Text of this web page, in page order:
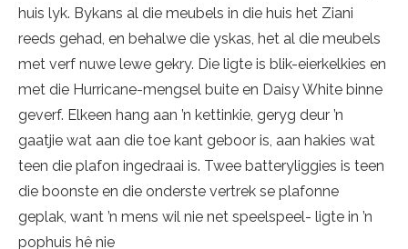
huis lyk. Bykans al die meubels in die huis het Ziani
reeds gehad, en behalwe die yskas, het al die meubels
met verf nuwe lewe gekry. Die ligte is blik-eierkelkies en
met die Hurricane-mengsel buite en Daisy White binne
geverf. Elkeen hang aan ’n kettinkie, geryg deur ’n
gaatjie wat aan die toe kant geboor is, aan hakies wat
teen die plafon ingedraai is. Twee batteryliggies is teen
die boonste en die onderste vertrek se plafonne
geplak, want ’n mens wil nie net speelspeel- ligte in ’n
pophuis hê nie